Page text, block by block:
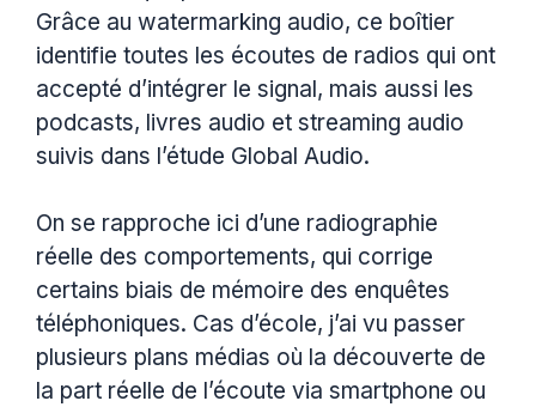
Grâce au watermarking audio, ce boîtier
identifie toutes les écoutes de radios qui ont
accepté d’intégrer le signal, mais aussi les
podcasts, livres audio et streaming audio
suivis dans l’étude Global Audio.
On se rapproche ici d’une radiographie
réelle des comportements, qui corrige
certains biais de mémoire des enquêtes
téléphoniques. Cas d’école, j’ai vu passer
plusieurs plans médias où la découverte de
la part réelle de l’écoute via smartphone ou